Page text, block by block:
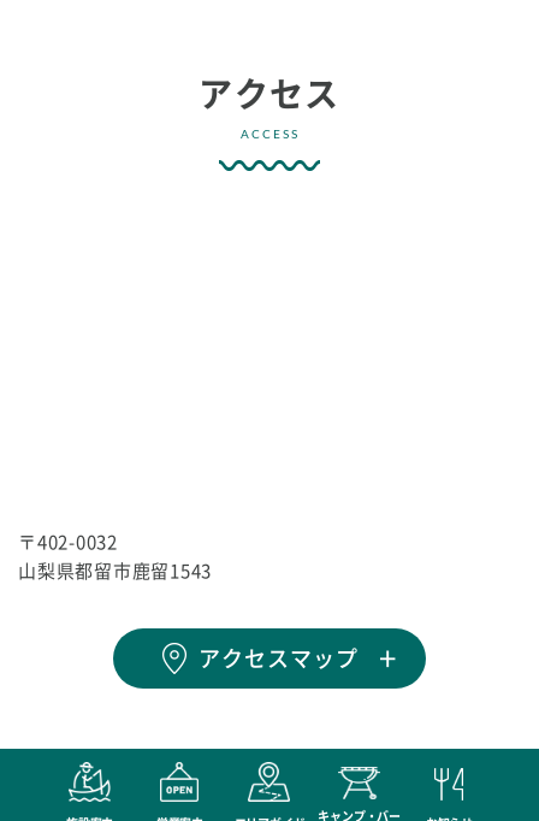
アクセス
ACCESS
〒402-0032
山梨県都留市鹿留1543
アクセスマップ
キャンプ・バー